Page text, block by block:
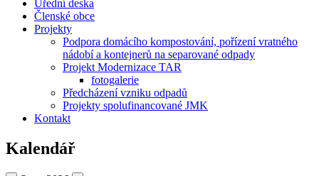
Úřední deska
Členské obce
Projekty
Podpora domácího kompostování, pořízení vratného
nádobí a kontejnerů na separované odpady
Projekt Modernizace TAR
fotogalerie
Předcházení vzniku odpadů
Projekty spolufinancované JMK
Kontakt
Kalendář